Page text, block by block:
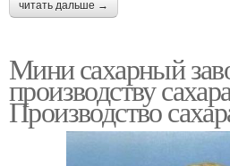
читать дальше →
Мини сахарный
производству
Производство